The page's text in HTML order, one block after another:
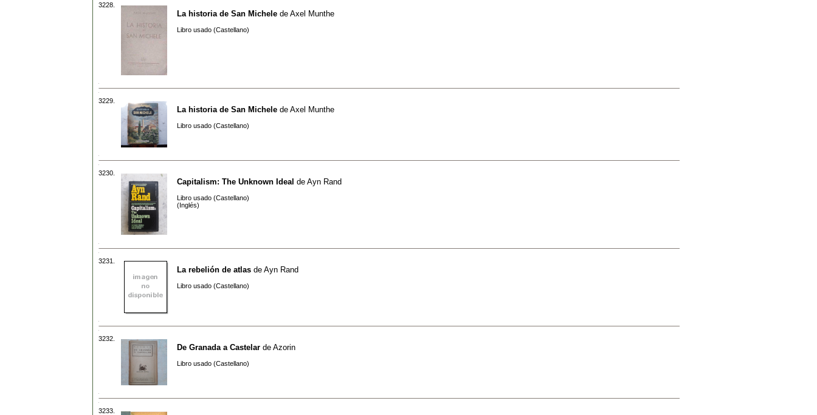
3228.
La historia de San Michele de Axel Munthe
Libro usado (Castellano)
3229.
La historia de San Michele de Axel Munthe
Libro usado (Castellano)
3230.
Capitalism: The Unknown Ideal de Ayn Rand
Libro usado (Castellano)
(Inglés)
3231.
La rebelión de atlas de Ayn Rand
Libro usado (Castellano)
3232.
De Granada a Castelar de Azorin
Libro usado (Castellano)
3233.